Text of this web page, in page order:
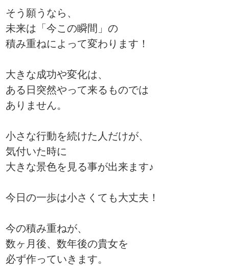
そう願うなら、
未来は「今この瞬間」の
積み重ねによって変わります！
大きな成功や変化は、
ある日突然やって来るものでは
ありません。
小さな行動を続けた人だけが、
気付いた時に
大きな景色を見る事が出来ます♪
今日の一歩は小さくても大丈夫！
今の積み重ねが、
数ヶ月後、数年後の貴女を
必ず作っていきます。